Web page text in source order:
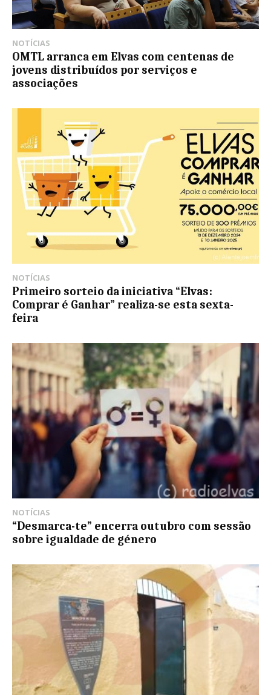
NOTÍCIAS
OMTL arranca em Elvas com centenas de
jovens distribuídos por serviços e
associações
NOTÍCIAS
Primeiro sorteio da iniciativa “Elvas:
Comprar é Ganhar” realiza-se esta sexta-
feira
NOTÍCIAS
“Desmarca-te” encerra outubro com sessão
sobre igualdade de género